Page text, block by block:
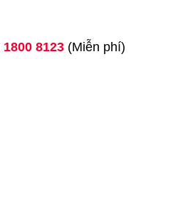
1800 8123(Miễn phí)